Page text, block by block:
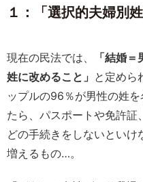
１：「選択的夫婦別
現在の民法では、
「結婚
姓に改めること」 と定めら
ップルの96％が男性の姓
たら、パスポートや免許証
どの手続きをしないとい
増えるもの…。